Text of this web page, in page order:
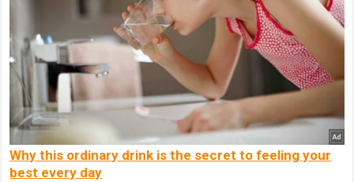
Why this ordinary drink is the secret to feeling your
best every day